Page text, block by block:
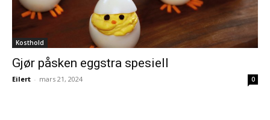
Kosthold
Gjør påsken eggstra spesiell
Eilert - mars 21, 2024 0